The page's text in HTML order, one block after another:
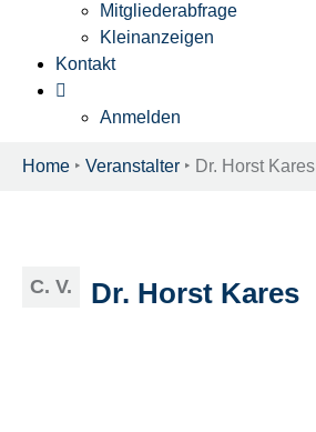
Mitgliederabfrage
Kleinanzeigen
Kontakt
Anmelden
Home ‣ Veranstalter ‣ Dr. Horst Kares
C. V. Dr. Horst Kares